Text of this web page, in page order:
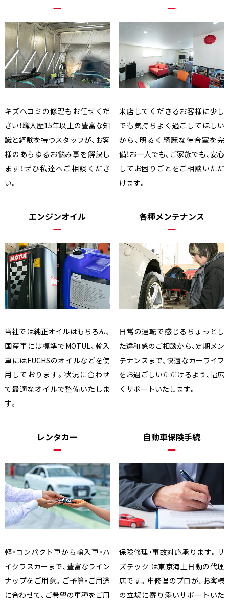
キズヘコミの修理もお任せくだ
さい！職人歴15年以上の豊富な知
識と経験を持つスタッフが、お客
様のあらゆるお悩み事を解決し
ます！ぜひ私達へご相談くださ
い。
来店してくださるお客様に少し
でも気持ちよく過ごしてほしい
から、明るく綺麗な待合室を完
備！お一人でも、ご家族でも、安心
してお困りごとをご相談いただ
けます。
エンジンオイル
当社では純正オイルはもちろん、
国産車には標準でMOTUL、輸入
車にはFUCHSのオイルなどを使
用しております。状況に合わせ
て最適なオイルで整備いたしま
す。
各種メンテナンス
日常の運転で感じるちょっとし
た違和感のご相談から、定期メン
テナンスまで、快適なカーライフ
をお過ごしいただけるよう、幅広
くサポートいたします。
レンタカー
軽・コンパクト車から輸入車・ハ
イクラスカーまで、豊富なライン
ナップをご用意。ご予算・ご用途
に合わせて、ご希望の車種をご用
自動車保険手続
保険修理・事故対応承ります。リ
ズテック は東京海上日動の代理
店です。車修理のプロが、お客様
の立場に寄り添いサポートいた